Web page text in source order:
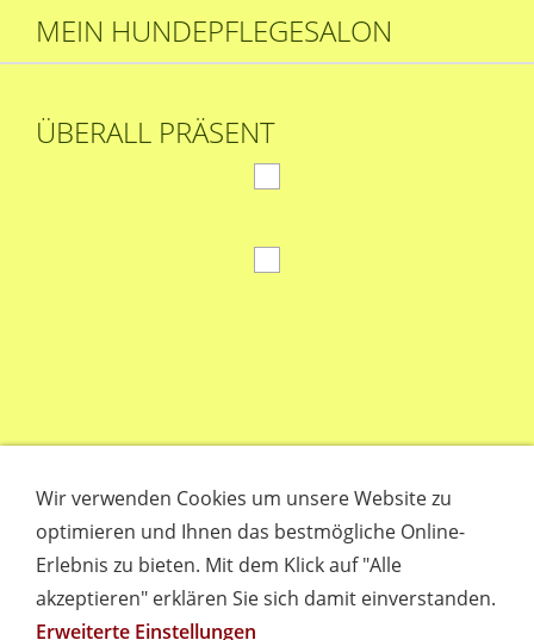
MEIN HUNDEPFLEGESALON
ÜBERALL PRÄSENT
Empfehlungen Links
Wir verwenden Cookies um unsere Website zu
optimieren und Ihnen das bestmögliche Online-
Erlebnis zu bieten. Mit dem Klick auf "Alle
akzeptieren" erklären Sie sich damit einverstanden.
Erweiterte Einstellungen